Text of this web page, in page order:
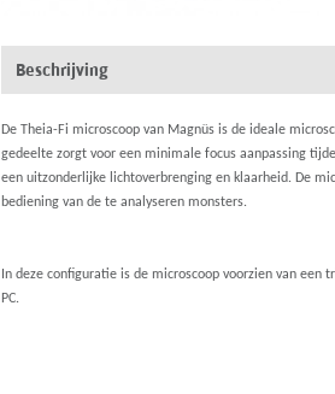
Beschrijving
De Theia-Fi microscoop van Magnüs is de ideale
gedeelte zorgt voor een minimale focus aanpassing
een uitzonderlijke lichtoverbrenging en klaarheid. De
bediening van de te analyseren monsters.
In deze configuratie is de microscoop voorzien van
PC.